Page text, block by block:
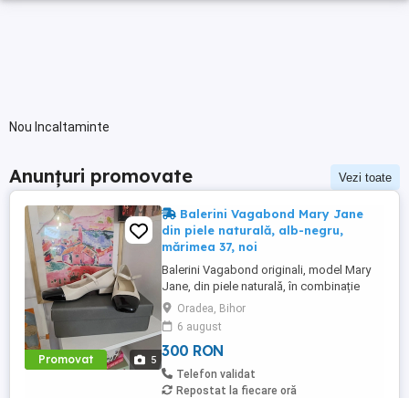
Nou Incaltaminte
Anunțuri promovate Vezi toate
Promovat 5
Balerini Vagabond Mary Jane
din piele naturală, alb-negru,
mărimea 37, noi
Balerini Vagabond originali, model Mary
Jane, din piele naturală, în combinație
elegantă de alb și negru, mărimea 37, noi,
nepurtați. Un model clasic reinterpretat
într-un stil modern, perfect pentru ținute
casual, office sau elegante. Realizați din
piele naturală de calitate, oferă confort și
un aspect ...
Oradea, Bihor
6 august
300 RON
Telefon validat
Repostat la fiecare oră